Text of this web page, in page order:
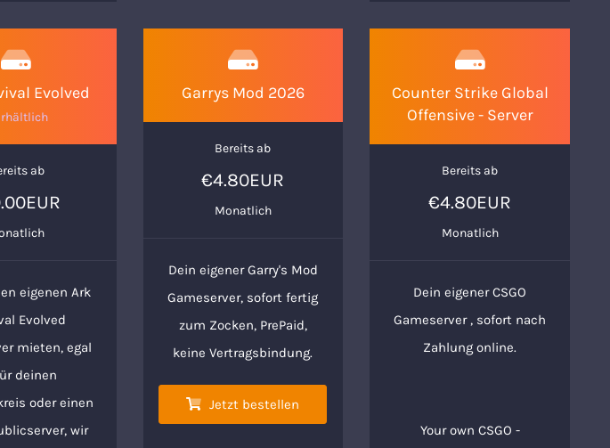
Evolved
ab
eigenen Ark
Evolved
mieten, egal
deinen
oder einen
wir
Garrys Mod 2026
Bereits ab
€4.80EUR
Monatlich
Dein eigener Garry's Mod
Gameserver, sofort fertig
zum Zocken, PrePaid,
keine Vertragsbindung.
Jetzt bestellen
Counter Strike Global
Offensive - Server
Bereits ab
€4.80EUR
Monatlich
Dein eigener CSGO
Gameserver , sofort nach
Zahlung online.
Your own CSGO -